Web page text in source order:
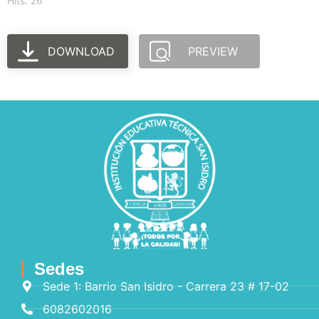
DOWNLOAD PREVIEW
Sedes
Sede 1: Barrio San Isidro - Carrera 23 # 17-02
6082602016